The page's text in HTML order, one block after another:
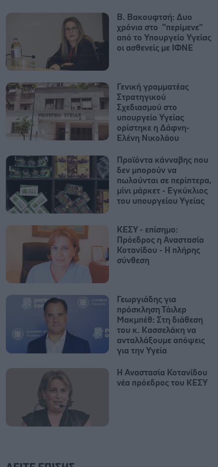
Β. Βακουφτσή: Δυο
χρόνια στο ''περίμενε''
από το Υπουργείο Υγείας
οι ασθενείς με ΙΦΝΕ
Γενική γραμματέας
Στρατηγικού
Σχεδιασμού στο
υπουργείο Υγείας
ορίστηκε η Δάφνη-
Ελένη Νικολάου
Προϊόντα κάνναβης που
δεν μπορούν να
πωλούνται σε περίπτερα,
μίνι μάρκετ - Εγκύκλιος
του υπουργείου Υγείας
ΚΕΣΥ - επίσημο:
Πρόεδρος η Αναστασία
Κοτανίδου - Η πλήρης
σύνθεση
Γεωργιάδης για
πρόσκληση Τάιλερ
Μακμπέθ: Στη διάθεση
του κ. Κασσελάκη να
ανταλλάξουμε απόψεις
για την Υγεία
Η Αναστασία Κοτανίδου
νέα πρόεδρος του ΚΕΣΥ